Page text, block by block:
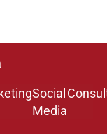
Social
Media